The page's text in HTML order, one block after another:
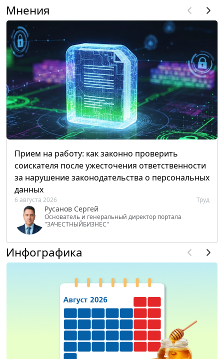
Мнения
Прием на работу: как законно проверить
соискателя после ужесточения ответственности
за нарушение законодательства о персональных
данных
6 августа 2026 Труд
Русанов Сергей
Основатель и генеральный директор портала
"ЗАЧЕСТНЫЙБИЗНЕС"
Инфографика